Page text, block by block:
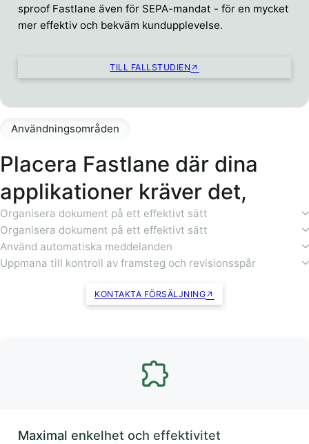
sproof Fastlane även för SEPA-mandat - för en mycket
mer effektiv och bekväm kundupplevelse.
TILL FALLSTUDIEN
Användningsområden
Placera Fastlane där dina
applikationer kräver det,
Organisera dokument på ett effektivt sätt
Organisera dokument på ett effektivt sätt
Använd automatiska meddelanden
Uppmana till kontroll av framsteg och revisionsspår
KONTAKTA FÖRSÄLJNING
Maximal enkelhet och effektivitet